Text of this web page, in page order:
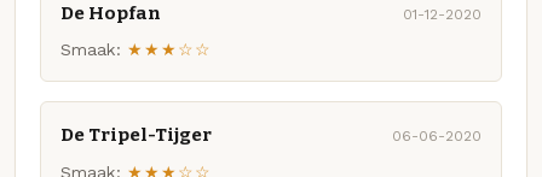
De Hopfan 01-12-2020
Smaak: ★★★☆☆
De Tripel-Tijger 06-06-2020
Smaak: ★★★☆☆